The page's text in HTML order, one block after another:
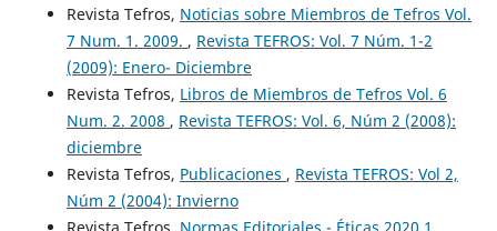
Revista Tefros, Noticias sobre Miembros de Tefros Vol.
7 Num. 1. 2009. , Revista TEFROS: Vol. 7 Núm. 1-2
(2009): Enero- Diciembre
Revista Tefros, Libros de Miembros de Tefros Vol. 6
Num. 2. 2008 , Revista TEFROS: Vol. 6, Núm 2 (2008):
diciembre
Revista Tefros, Publicaciones , Revista TEFROS: Vol 2,
Núm 2 (2004): Invierno